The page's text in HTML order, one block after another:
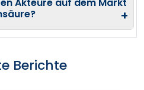
+
Berichte